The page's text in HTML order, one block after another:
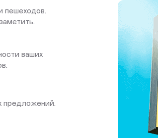
пешеходов.
ваших
предложений.